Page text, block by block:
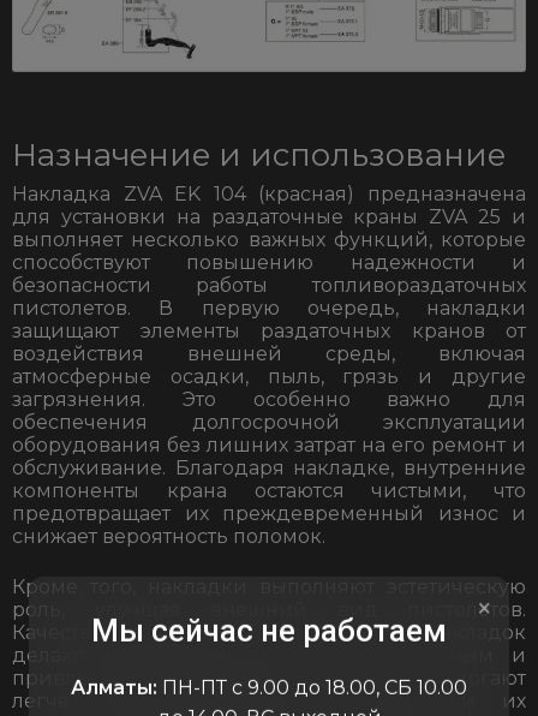
Назначение и использование
Накладка ZVA EK 104 (красная) предназначена
для установки на раздаточные краны ZVA 25 и
выполняет несколько важных функций, которые
способствуют повышению надежности и
безопасности работы топливораздаточных
пистолетов. В первую очередь, накладки
защищают элементы раздаточных кранов от
воздействия внешней среды, включая
атмосферные осадки, пыль, грязь и другие
загрязнения. Это особенно важно для
обеспечения долгосрочной эксплуатации
оборудования без лишних затрат на его ремонт и
обслуживание. Благодаря накладке, внутренние
компоненты крана остаются чистыми, что
предотвращает их преждевременный износ и
снижает вероятность поломок.
Кроме того, накладки выполняют эстетическую
роль, улучшая внешний вид пистолетов.
Качественная отделка и яркие цвета накладок
делают оборудование более современным и
привлекательным. Накладки также помогают
легче идентифицировать пистолеты и их
×
Мы сейчас не работаем
Алматы: ПН-ПТ с 9.00 до 18.00, СБ 10.00